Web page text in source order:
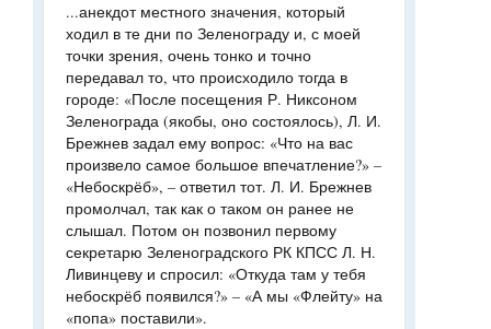
...анекдот местного значения, который
ходил в те дни по Зеленограду и, с моей
точки зрения, очень тонко и точно
передавал то, что происходило тогда в
городе: «После посещения Р. Никсоном
Зеленограда (якобы, оно состоялось), Л. И.
Брежнев задал ему вопрос: «Что на вас
произвело самое большое впечатление?» –
«Небоскрёб», – ответил тот. Л. И. Брежнев
промолчал, так как о таком он ранее не
слышал. Потом он позвонил первому
секретарю Зеленоградского РК КПСС Л. Н.
Ливинцеву и спросил: «Откуда там у тебя
небоскрёб появился?» – «А мы «Флейту» на
«попа» поставили».